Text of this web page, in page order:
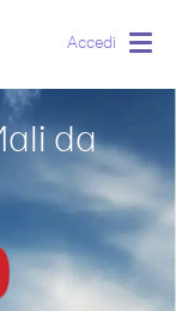
Accedi
da